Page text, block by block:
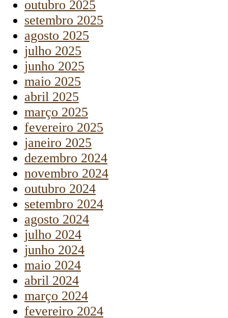
outubro 2025
setembro 2025
agosto 2025
julho 2025
junho 2025
maio 2025
abril 2025
março 2025
fevereiro 2025
janeiro 2025
dezembro 2024
novembro 2024
outubro 2024
setembro 2024
agosto 2024
julho 2024
junho 2024
maio 2024
abril 2024
março 2024
fevereiro 2024